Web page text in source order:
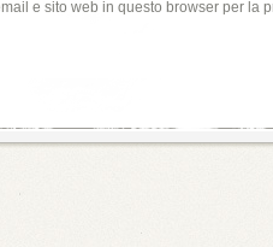
e sito web in questo browser per la